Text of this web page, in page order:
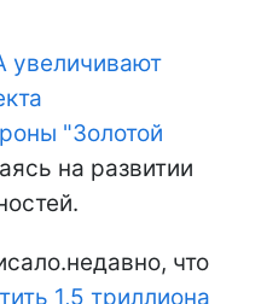
"Золотой
на развитии
что
1,5 триллиона